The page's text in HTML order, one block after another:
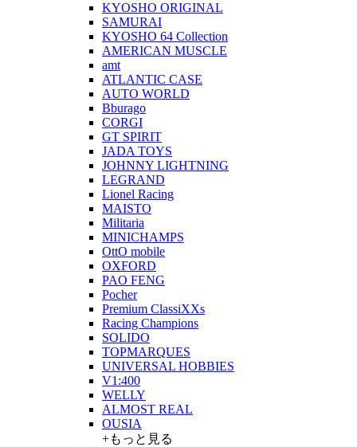
KYOSHO ORIGINAL
SAMURAI
KYOSHO 64 Collection
AMERICAN MUSCLE
amt
ATLANTIC CASE
AUTO WORLD
Bburago
CORGI
GT SPIRIT
JADA TOYS
JOHNNY LIGHTNING
LEGRAND
Lionel Racing
MAISTO
Militaria
MINICHAMPS
OttO mobile
OXFORD
PAO FENG
Pocher
Premium ClassiXXs
Racing Champions
SOLIDO
TOPMARQUES
UNIVERSAL HOBBIES
V1:400
WELLY
ALMOST REAL
OUSIA
+もっと見る